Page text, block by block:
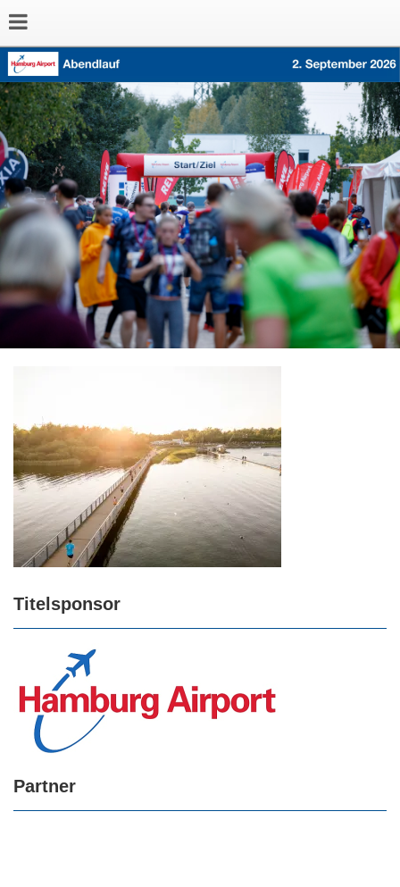
Titelsponsor
Partner